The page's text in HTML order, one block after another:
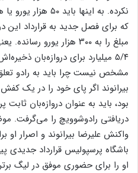
که برای فصل جدید به قرارداد این
مبلغ را به ۳۰۰ هزار
۵/۴ میلیارد برای دروازه‌بان
مشخص نیست چرا باید به رادو
بیرانوند اگر پای خود را در یک
بود، باید به عنوان دروازه‌بان
دریافتی رادوشوویچ را می‌گرفت.
واکنش علیرضا بیرانوند و اصرار او
باشگاه پرسپولیس قرارداد
او را برای حضوری موفق در لیگ